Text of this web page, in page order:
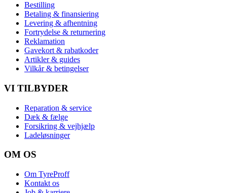
Bestilling
Betaling & finansiering
Levering & afhentning
Fortrydelse & returnering
Reklamation
Gavekort & rabatkoder
Artikler & guides
Vilkår & betingelser
VI TILBYDER
Reparation & service
Dæk & fælge
Forsikring & vejhjælp
Ladeløsninger
OM OS
Om TyreProff
Kontakt os